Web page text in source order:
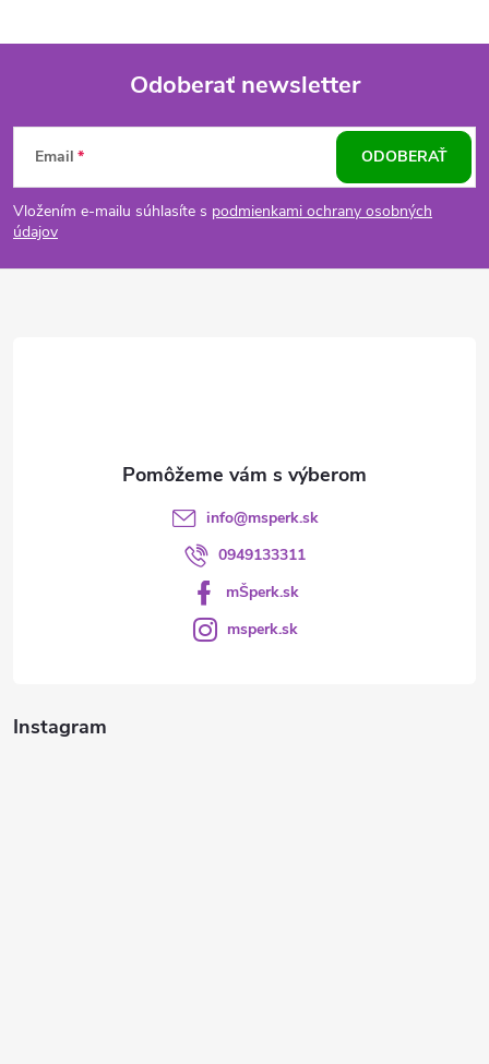
Z
á
p
Odoberať newsletter
Email
Vložením e-mailu súhlasíte s podmienkami ochrany osobných
údajov
ODOBERAŤ
Instagram
info@msperk.sk
0949133311
mŠperk.sk
msperk.sk